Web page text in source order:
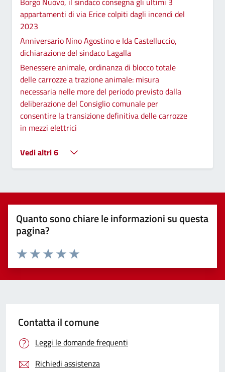
appartamenti di via Erice colpiti dagli incendi del
2023
Anniversario Nino Agostino e Ida Castelluccio,
dichiarazione del sindaco Lagalla
Benessere animale, ordinanza di blocco totale
delle carrozze a trazione animale: misura
necessaria nelle more del periodo previsto dalla
deliberazione del Consiglio comunale per
consentire la transizione definitiva delle carrozze
in mezzi elettrici
Vedi altri 6
Quanto sono chiare le informazioni su questa
pagina?
Valuta 5 stelle su 5
Valuta 4 stelle su 5
Valuta 3 stelle su 5
Valuta 2 stelle su 5
Valuta 1 stelle su 5
Contatta il comune
Leggi le domande frequenti
Richiedi assistenza